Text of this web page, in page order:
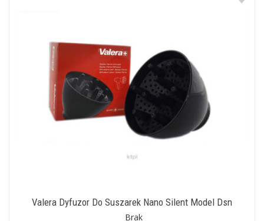
Valera Dyfuzor Do Suszarek Nano Silent Model Dsn
Brak